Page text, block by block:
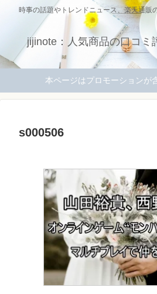
時事の話題やトレンドニュース、楽天通販
jijinote：人気商品の口コミ
本ページはプロモーションが
s000506